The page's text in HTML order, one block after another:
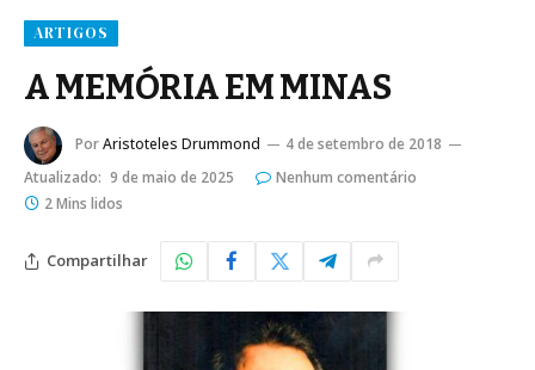
ARTIGOS
A MEMÓRIA EM MINAS
PorAristoteles Drummond
4 de setembro de 2018
Atualizado: 9 de maio de 2025
Nenhum comentário
2 Mins lidos
Compartilhar